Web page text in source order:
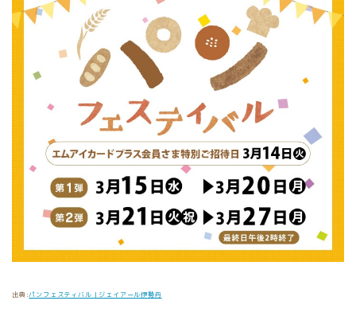
出典:パンフェスティバル｜ジェイアール伊勢丹